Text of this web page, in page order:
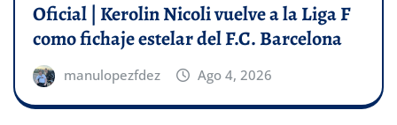
Oficial | Kerolin Nicoli vuelve a la Liga F
como fichaje estelar del F.C. Barcelona
manulopezfdez Ago 4, 2026